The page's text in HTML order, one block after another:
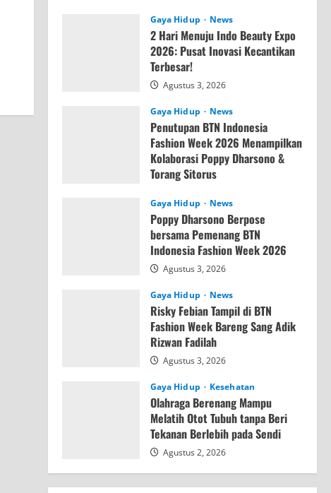
Gaya Hidup
News
2 Hari Menuju Indo Beauty Expo
2026: Pusat Inovasi Kecantikan
Terbesar!
Agustus 3, 2026
Gaya Hidup News
Penutupan BTN Indonesia
Fashion Week 2026 Menampilkan
Kolaborasi Poppy Dharsono &
Torang Sitorus
Gaya Hidup
News
Poppy Dharsono Berpose
bersama Pemenang BTN
Indonesia Fashion Week 2026
Agustus 3, 2026
Gaya Hidup News
Risky Febian Tampil di BTN
Fashion Week Bareng Sang Adik
Rizwan Fadilah
Agustus 3, 2026
Gaya Hidup Kesehatan
Olahraga Berenang Mampu
Melatih Otot Tubuh tanpa Beri
Tekanan Berlebih pada Sendi
Agustus 2, 2026